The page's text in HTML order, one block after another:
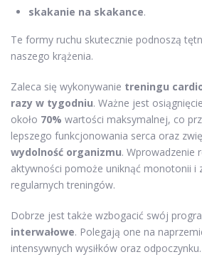
skakanie na skakance.
Te formy ruchu skutecznie podnoszą
naszego krążenia.
Zaleca się wykonywanie treningu
razy w tygodniu. Ważne jest
około 70% wartości maksymalnej, co
lepszego funkcjonowania serca oraz
wydolność organizmu. Wprowadzenie
aktywności pomoże uniknąć monotonii i
regularnych treningów.
Dobrze jest także wzbogacić swój
interwałowe. Polegają one na
intensywnych wysiłków oraz